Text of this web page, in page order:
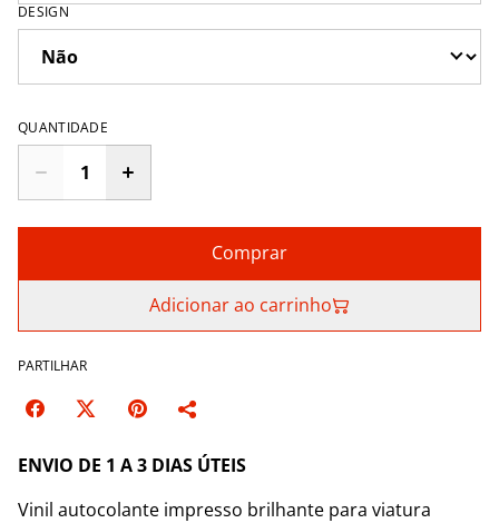
DESIGN
QUANTIDADE
Comprar
Adicionar ao carrinho
PARTILHAR
ENVIO DE 1 A 3 DIAS ÚTEIS
Vinil autocolante impresso brilhante para viatura